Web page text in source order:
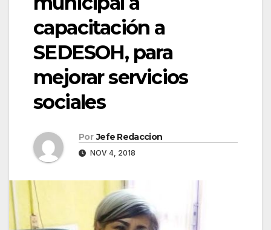
capacitación a
SEDESOH, para
mejorar servicios
sociales
Por Jefe Redaccion
NOV 4, 2018